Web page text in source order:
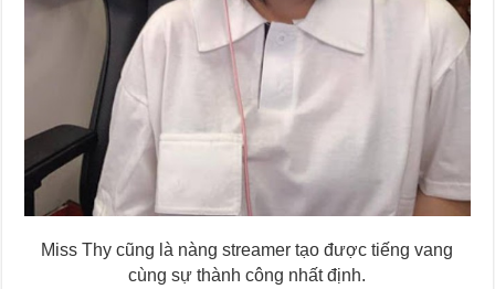
Miss Thy cũng là nàng streamer tạo được tiếng vang
cùng sự thành công nhất định.